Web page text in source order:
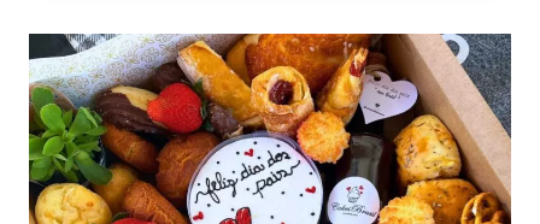
PARA
O
DIA
DOS
PAIS?
VEJA
130
FRASES